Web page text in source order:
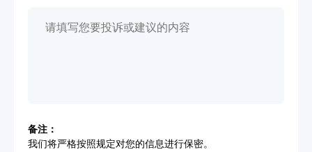
备注：
我们将严格按照规定对您的信息进行保密。